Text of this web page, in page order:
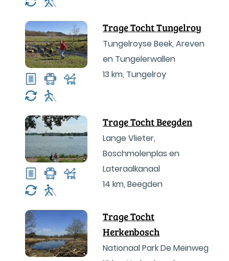
Trage Tocht Tungelroy
Tungelroyse Beek, Areven
en Tungelerwallen
13 km, Tungelroy
Trage Tocht Beegden
Lange Vlieter,
Boschmolenplas en
Lateraalkanaal
14 km, Beegden
Trage Tocht
Herkenbosch
Nationaal Park De Meinweg